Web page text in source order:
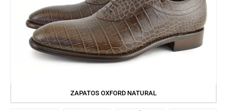
ZAPATOS OXFORD NATURAL